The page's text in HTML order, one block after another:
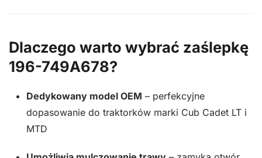
Dlaczego warto wybrać zaślepkę
196-749A678?
Dedykowany model OEM – perfekcyjne
dopasowanie do traktorków marki Cub Cadet LT i
MTD